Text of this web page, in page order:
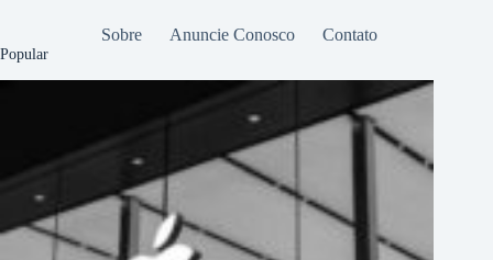
Sobre Anuncie Conosco Contato
Popular